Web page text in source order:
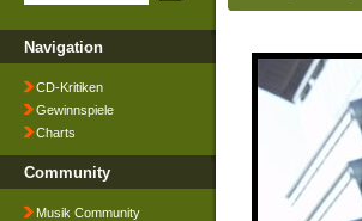
Navigation
CD-Kritiken
Gewinnspiele
Charts
Community
Musik Community